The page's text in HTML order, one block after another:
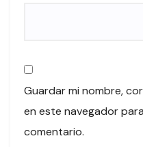
Guardar mi nombre,
en este navegador
comentario.